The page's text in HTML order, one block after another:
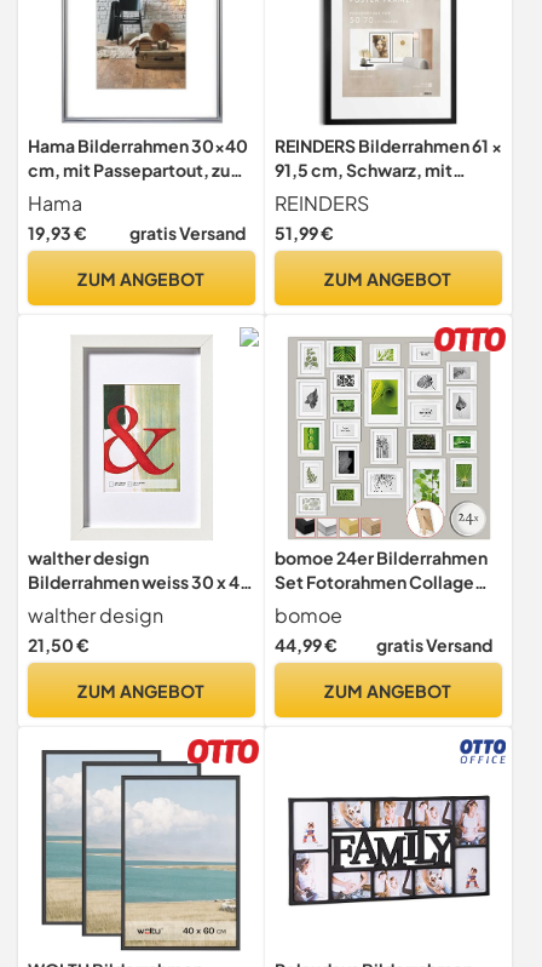
Hama Bilderrahmen 30x40
cm, mit Passepartout, zum
Aufhängen
Hama
19,93 € gratis Versand
ZUM ANGEBOT
REINDERS Bilderrahmen 61 ×
91,5 cm, Schwarz, mit
Passepartout
REINDERS
51,99 €
ZUM ANGEBOT
walther design
Bilderrahmen weiss 30 x 40
cm Echtglas Stockholm
EA040W
walther design
21,50 €
ZUM ANGEBOT
bomoe 24er Bilderrahmen
Set Fotorahmen Collage
aus Holz mit Passepartout
bomoe
44,99 € gratis Versand
ZUM ANGEBOT